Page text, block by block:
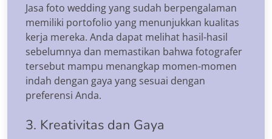
Jasa foto wedding yang sudah berpengalaman
memiliki portofolio yang menunjukkan kualitas
kerja mereka. Anda dapat melihat hasil-hasil
sebelumnya dan memastikan bahwa fotografer
tersebut mampu menangkap momen-momen
indah dengan gaya yang sesuai dengan
preferensi Anda.
3. Kreativitas dan Gaya